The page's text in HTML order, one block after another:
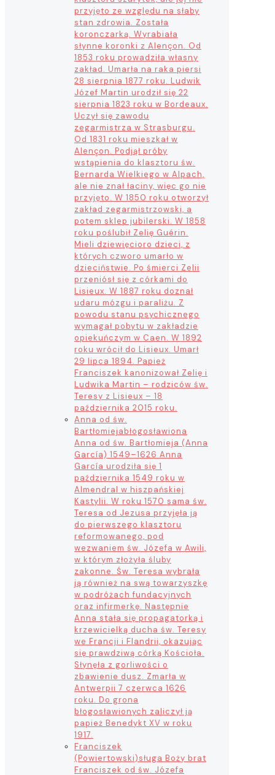
przyjęto ze względu na słaby
stan zdrowia. Została
koronczarką. Wyrabiała
słynne koronki z Alençon. Od
1853 roku prowadziła własny
zakład. Umarła na raka piersi
28 sierpnia 1877 roku. Ludwik
Józef Martin urodził się 22
sierpnia 1823 roku w Bordeaux.
Uczył się zawodu
zegarmistrza w Strasburgu.
Od 1831 roku mieszkał w
Alençon. Podjął próby
wstąpienia do klasztoru św.
Bernarda Wielkiego w Alpach,
ale nie znał łaciny, więc go nie
przyjęto. W 1850 roku otworzył
zakład zegarmistrzowski, a
potem sklep jubilerski. W 1858
roku poślubił Zelię Guérin.
Mieli dziewięcioro dzieci, z
których czworo umarło w
dzieciństwie. Po śmierci Zelii
przeniósł się z córkami do
Lisieux. W 1887 roku doznał
udaru mózgu i paraliżu. Z
powodu stanu psychicznego
wymagał pobytu w zakładzie
opiekuńczym w Caen. W 1892
roku wrócił do Lisieux. Umarł
29 lipca 1894. Papież
Franciszek kanonizował Zelię i
Ludwika Martin – rodziców św.
Teresy z Lisieux – 18
października 2015 roku.
Anna od św.
Bartłomiejabłogosławiona
Anna od św. Bartłomieja (Anna
García) 1549–1626 Anna
García urodziła się 1
października 1549 roku w
Almendral w hiszpańskiej
Kastylii. W roku 1570 sama św.
Teresa od Jezusa przyjęła ją
do pierwszego klasztoru
reformowanego, pod
wezwaniem św. Józefa w Awili,
w którym złożyła śluby
zakonne. Św. Teresa wybrała
ją również na swą towarzyszkę
w podróżach fundacyjnych
oraz infirmerkę. Następnie
Anna stała się propagatorką i
krzewicielką ducha św. Teresy
we Francji i Flandrii, okazując
się prawdziwą córką Kościoła.
Słynęła z gorliwości o
zbawienie dusz. Zmarła w
Antwerpii 7 czerwca 1626
roku. Do grona
błogosławionych zaliczył ją
papież Benedykt XV w roku
1917.
Franciszek
(Powiertowski)sługa Boży brat
Franciszek od św. Józefa